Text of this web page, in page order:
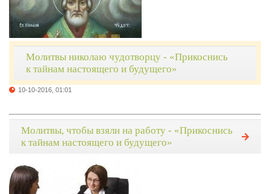
Молитвы николаю чудотворцу - «Прикоснись
к тайнам настоящего и будущего»
10-10-2016, 01:01
Молитвы, чтобы взяли на работу - «Прикоснись
к тайнам настоящего и будущего»